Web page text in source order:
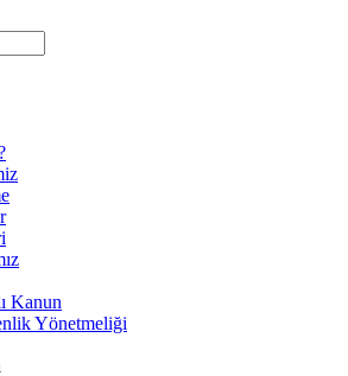
Kanun
Yönetmeliği